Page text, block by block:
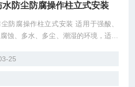
防尘防腐操作柱立式安装
作柱立式安装 适用于强酸、
蚀、多水、多尘、潮湿的环境，适用
监视之用。
25